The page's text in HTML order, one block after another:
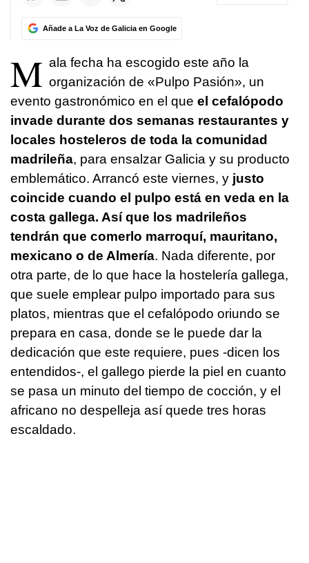
Añade a La Voz de Galicia en Google
M ala fecha ha escogido este año la
organización de «Pulpo Pasión», un
evento gastronómico en el que el cefalópodo
invade durante dos semanas restaurantes y
locales hosteleros de toda la comunidad
madrileña, para ensalzar Galicia y su producto
emblemático. Arrancó este viernes, y justo
coincide cuando el pulpo está en veda en la
costa gallega. Así que los madrileños
tendrán que comerlo marroquí, mauritano,
mexicano o de Almería. Nada diferente, por
otra parte, de lo que hace la hostelería gallega,
que suele emplear pulpo importado para sus
platos, mientras que el cefalópodo oriundo se
prepara en casa, donde se le puede dar la
dedicación que este requiere, pues -dicen los
entendidos-, el gallego pierde la piel en cuanto
se pasa un minuto del tiempo de cocción, y el
africano no despelleja así quede tres horas
escaldado.